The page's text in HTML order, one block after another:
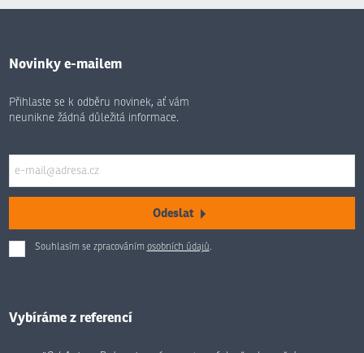
Novinky e-mailem
Přihlaste se k odběru novinek, ať vám
neunikne žádná důležitá informace.
Odeslat
Souhlasím se zpracováním osobních údajů
Formulář
odeslat.
Vybíráme z referencí